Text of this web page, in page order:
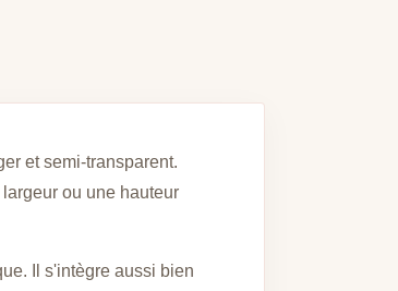
et semi-transparent.
ou une hauteur
Il s'intègre aussi bien